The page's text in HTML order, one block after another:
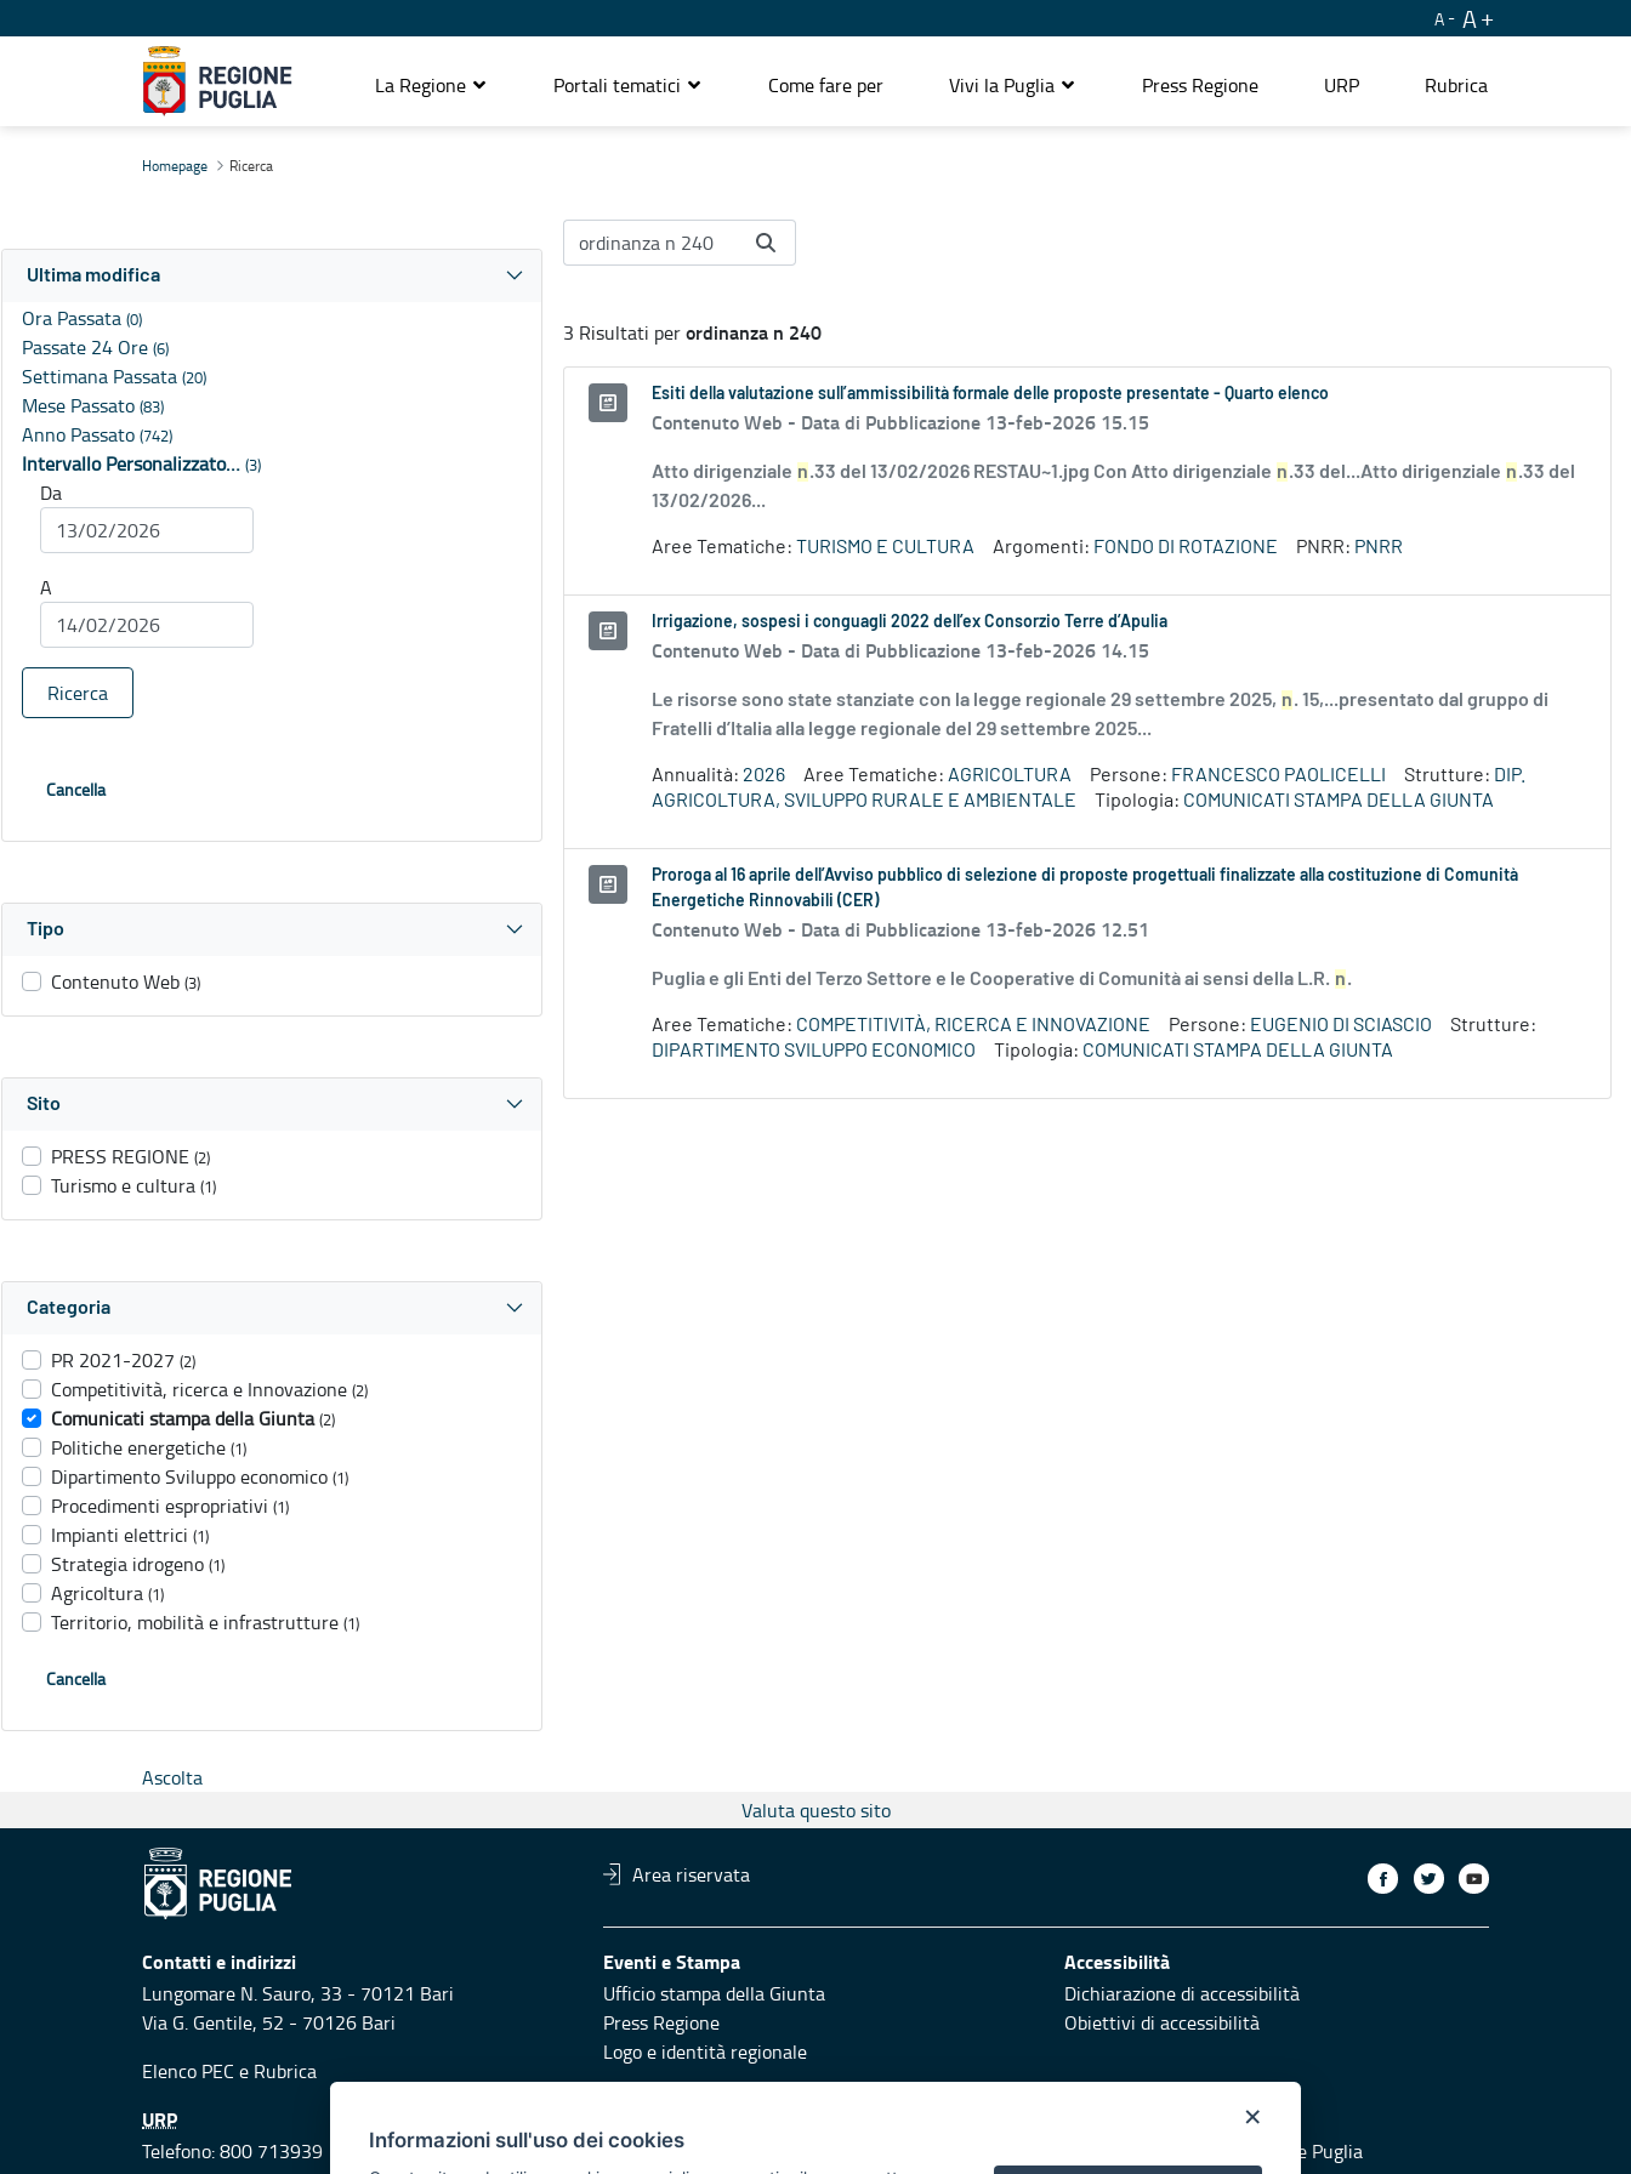
A A
La Regione Portali tematici Come fare per Vivi la Puglia Press Regione URP Rubrica
Homepage Ricerca
Ultima modifica
Ora Passata (0)
Passate 24 Ore (6)
Settimana Passata (20)
Mese Passato (83)
Anno Passato (742)
Intervallo Personalizzato… (3)
Da
A
Ricerca
Cancella
Tipo
Contenuto Web (3)
Sito
PRESS REGIONE (2)
Turismo e cultura (1)
Categoria
PR 2021-2027 (2)
Competitività, ricerca e Innovazione (2)
Comunicati stampa della Giunta (2)
Politiche energetiche (1)
Dipartimento Sviluppo economico (1)
Procedimenti espropriativi (1)
Impianti elettrici (1)
Strategia idrogeno (1)
Agricoltura (1)
Territorio, mobilità e infrastrutture (1)
Cancella
3 Risultati perordinanza n 240
Esiti della valutazione sull’ammissibilità formale delle proposte presentate - Quarto elenco
Contenuto Web - Data di Pubblicazione 13-feb-2026 15.15
Atto dirigenziale n.33 del 13/02/2026 RESTAU~1.jpg Con Atto dirigenziale n.33 del...Atto dirigenziale n.33 del
13/02/2026...
Aree Tematiche: TURISMO E CULTURA Argomenti: FONDO DI ROTAZIONE PNRR: PNRR
Irrigazione, sospesi i conguagli 2022 dell’ex Consorzio Terre d’Apulia
Contenuto Web - Data di Pubblicazione 13-feb-2026 14.15
Le risorse sono state stanziate con la legge regionale 29 settembre 2025, n. 15,...presentato dal gruppo di
Fratelli d’Italia alla legge regionale del 29 settembre 2025...
Annualità: 2026 Aree Tematiche: AGRICOLTURA Persone: FRANCESCO PAOLICELLI Strutture: DIP.
AGRICOLTURA, SVILUPPO RURALE E AMBIENTALE
Tipologia: COMUNICATI STAMPA DELLA GIUNTA
Proroga al 16 aprile dell’Avviso pubblico di selezione di proposte progettuali finalizzate alla costituzione di Comunità
Energetiche Rinnovabili (CER)
Contenuto Web - Data di Pubblicazione 13-feb-2026 12.51
Puglia e gli Enti del Terzo Settore e le Cooperative di Comunità ai sensi della L.R. n.
Aree Tematiche: COMPETITIVITÀ, RICERCA E INNOVAZIONE Persone: EUGENIO DI SCIASCIO
Strutture:
DIPARTIMENTO SVILUPPO ECONOMICO
Tipologia: COMUNICATI STAMPA DELLA GIUNTA
Ascolta
Valuta questo sito
Area riservata
Contatti e indirizzi
Lungomare N. Sauro, 33 - 70121 Bari
Via G. Gentile, 52 - 70126 Bari
Elenco PEC e Rubrica
Eventi e Stampa
Ufficio stampa della Giunta
Press Regione
Logo e identità regionale
Accessibilità
Dichiarazione di accessibilità
Obiettivi di accessibilità
URP
Telefono: 800 713939
Responsabili di pubblicazione Vai al sito di Protezione Civile Puglia
×
Informazioni sull'uso dei cookies